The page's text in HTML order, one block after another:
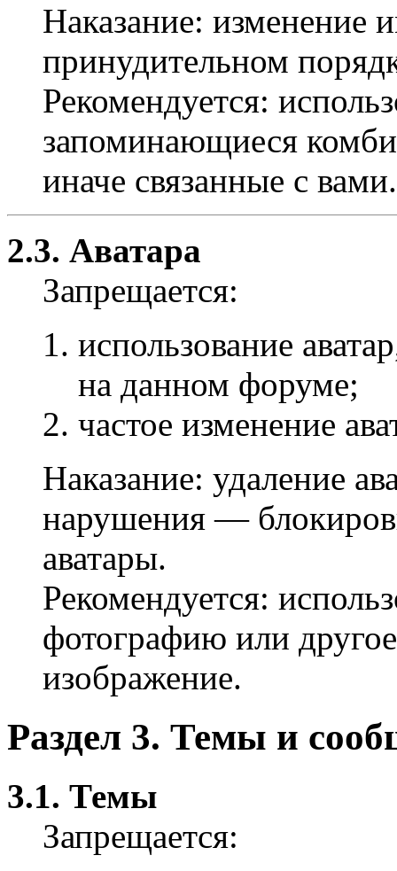
Наказание: изменение
принудительном
Рекомендуется:
запоминающиеся
иначе связанные с вами.
2.3. Аватара
Запрещается:
использование
на данном форуме;
частое изменение
Наказание: удаление
нарушения —
аватары.
Рекомендуется:
фотографию или
изображение.
Раздел 3. Темы и
3.1. Темы
Запрещается: